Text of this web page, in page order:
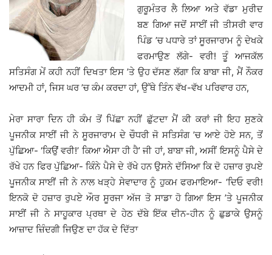
ਗੁਰੂਮੰਤਰ ਲੈ ਲਿਆ ਅਤੇ ਵੱਡਾ ਮੁਰੀਦ
ਬਣ ਗਿਆ ਜਦੋਂ ਸਾਈਂ ਜੀ ਤੀਸਰੀ ਵਾਰ
ਪਿੰਡ ’ਚ ਪਧਾਰੇ ਤਾਂ ਸੂਰਜਾਰਾਮ ਨੂੰ ਦੇਖਕੇ
ਫਰਮਾਉਣ ਲੱਗੇ- ਵਰੀ! ਤੂੰ ਆਜਕੱਲ
ਸਤਿਸੰਗ ਮੇਂ ਕਹੀ ਨਹੀਂ ਦਿਖਤਾ ਇਸ ’ਤੇ ਉਹ ਦੱਸਣ ਲੱਗਾ ਕਿ ਬਾਬਾ ਜੀ, ਮੈਂ ਨੌਕਰ
ਆਦਮੀ ਹਾਂ, ਜਿਸ ਘਰ ’ਚ ਕੰਮ ਕਰਦਾ ਹਾਂ, ਉੱਥੇ ਤਿੰਨ ਵੱਖ-ਵੱਖ ਪਰਿਵਾਰ ਹਨ,
ਮੇਰਾ ਸਾਰਾ ਦਿਨ ਹੀ ਕੰਮ ਤੋਂ ਪਿੱਛਾ ਨਹੀਂ ਛੁੱਟਦਾ ਮੈਂ ਕੀ ਕਰਾਂ ਜੀ ਇਹ ਸੁਣਕੇ
ਪੂਜਨੀਕ ਸਾਈਂ ਜੀ ਨੇ ਸੂਰਜਾਰਾਮ ਦੇ ਚੌਧਰੀ ਜੋ ਸਤਿਸੰਗ ’ਚ ਆਏ ਹੋਏ ਸਨ, ਤੋਂ
ਪੁੱਛਿਆ- ‘ਕਿਉਂ ਵਰੀ!’ ਕਿਆ ਐਸਾ ਹੀ ਹੈ’ ਜੀ ਹਾਂ, ਬਾਬਾ ਜੀ, ਅਸੀਂ ਇਸਨੂੰ ਪੈਸੇ ਦੇ
ਰੱਖੇ ਹਨ ਫਿਰ ਪੁੱਛਿਆ- ਕਿੰਨੇ ਪੈਸੇ ਦੇ ਰੱਖੇ ਹਨ ਉਸਨੇ ਦੱਸਿਆ ਕਿ ਦੋ ਹਜ਼ਾਰ ਰੁਪਏ
ਪੂਜਨੀਕ ਸਾਈਂ ਜੀ ਨੇ ਨਾਲ ਖੜ੍ਹੇ ਸੇਵਾਦਾਰ ਨੂੰ ਹੁਕਮ ਫਰਮਾਇਆ- ‘ਦਿਓ ਵਰੀ!
ਇਨਕੋ ਦੋ ਹਜ਼ਾਰ ਰੁਪਏ ਔਰ ਸੂਰਜਾ ਅੱਜ ਤੋ ਸਾਡਾ ਹੋ ਗਿਆ ਇਸ ’ਤੇ ਪੂਜਨੀਕ
ਸਾਈਂ ਜੀ ਨੇ ਸਾਹੂਕਾਰ ਪ੍ਰਥਾ ਦੇ ਹੇਠ ਦੱਬੇ ਇੱਕ ਦੀਨ-ਹੀਨ ਨੂੰ ਛੁਡਾਕੇ ਉਸਨੂੰ
ਆਜ਼ਾਦ ਜ਼ਿੰਦਗੀ ਜਿਉਣ ਦਾ ਹੱਕ ਦੇ ਦਿੱਤਾ